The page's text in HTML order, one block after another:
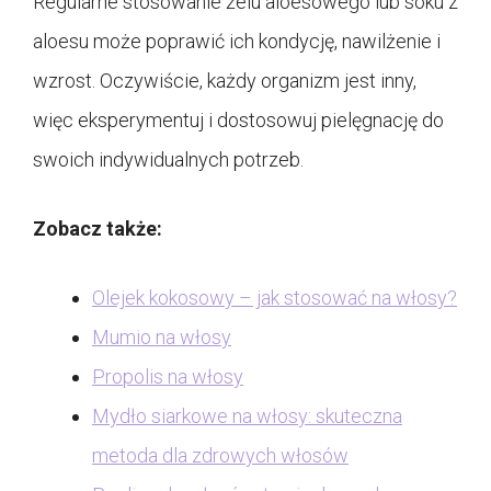
aloesu może poprawić ich kondycję, nawilżenie i
wzrost. Oczywiście, każdy organizm jest inny,
więc eksperymentuj i dostosowuj pielęgnację do
swoich indywidualnych potrzeb.
Zobacz także:
Olejek kokosowy – jak stosować na włosy?
Mumio na włosy
Propolis na włosy
Mydło siarkowe na włosy: skuteczna
metoda dla zdrowych włosów